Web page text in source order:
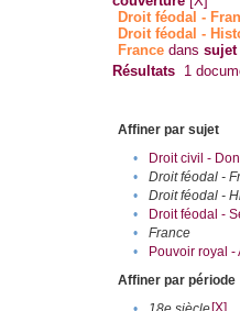
Droit féodal -
Droit féodal -
France danssujet
Résultats 1
Affiner par sujet
•
Droit civil -
•
Droit féodal -
•
Droit féodal -
•
Droit féodal -
•
France
•
Pouvoir royal -
Affiner par période